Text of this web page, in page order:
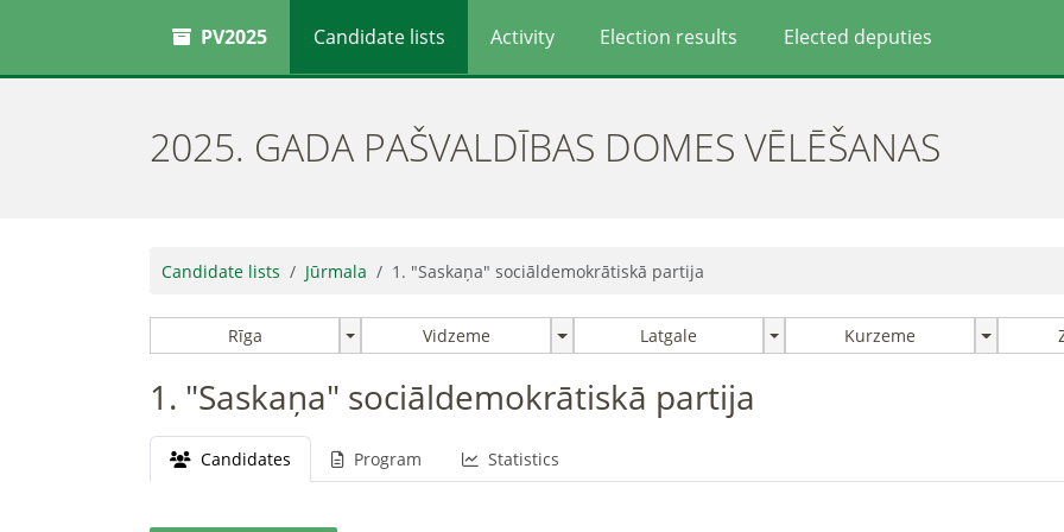
PV2025 Candidate lists Activity Election results Elected deputies
2025. GADA PAŠVALDĪBAS DOMES VĒLĒŠANAS
Candidate lists Jūrmala 1. "Saskaņa" sociāldemokrātiskā partija
Rīga Vidzeme Latgale Kurzeme
1. "Saskaņa" sociāldemokrātiskā partija
Candidates Program Statistics